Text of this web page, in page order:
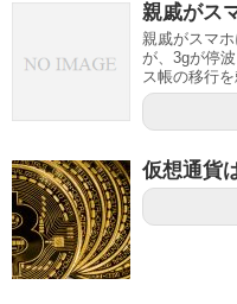
親戚がス
親戚がスマ
が、3gが停
ス帳の移行
仮想通貨